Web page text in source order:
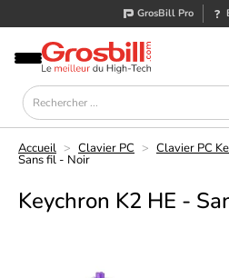
GrosBill Pro
Accueil > Clavier PC > Clavier PC
Sans fil - Noir
Keychron K2 HE -